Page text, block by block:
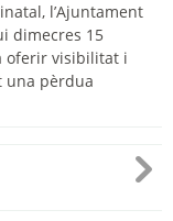
l’Ajuntament
dimecres 15
oferir visibilitat i
una pèrdua